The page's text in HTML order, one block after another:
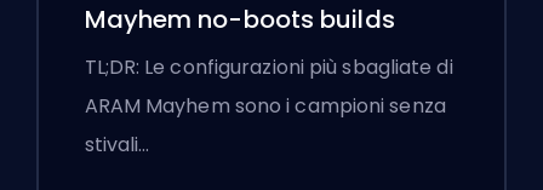
Mayhem no-boots builds
TL;DR: Le configurazioni più sbagliate di
ARAM Mayhem sono i campioni senza
stivali…